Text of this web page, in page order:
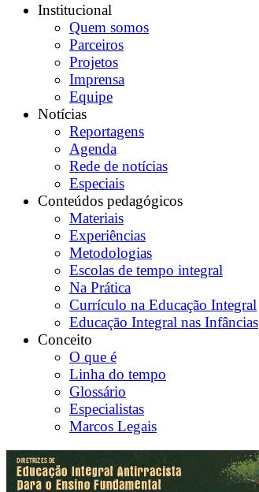
Institucional
Quem somos
Parceiros
Projetos
Imprensa
Equipe
Notícias
Reportagens
Agenda
Rede de notícias
Especiais
Conteúdos pedagógicos
Materiais
Experiências
Metodologias
Escolas de tempo integral
Na Prática
Currículo na Educação Integral
Educação Integral nas Infâncias
Conceito
O que é
Linha do tempo
Glossário
Especialistas
Marcos Legais